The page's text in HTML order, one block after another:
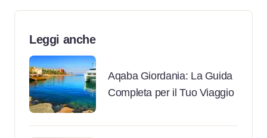
Leggi anche
Aqaba Giordania: La Guida
Completa per il Tuo Viaggio